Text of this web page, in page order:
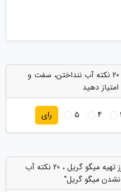
به "3 طرز تهیه میگو گریل ، 20 نکته آب ننداختن، سفت و
دهید
4
5 رای
دیدگاه های مرتبط با "3 طرز تهیه میگو گریل ، 20 نکته آب
میگو گریل"